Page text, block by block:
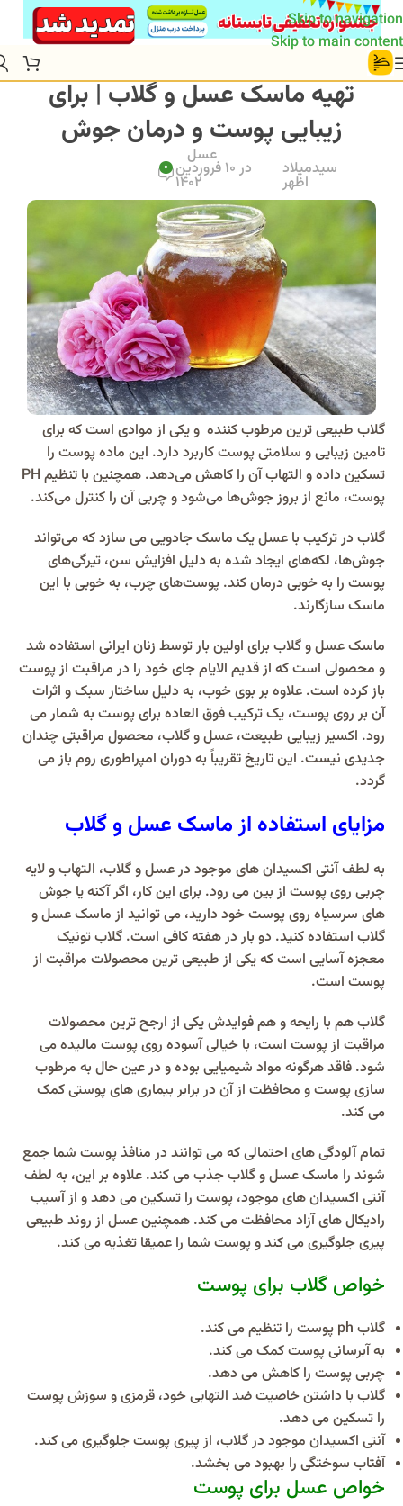
Skip to navigation
Skip to main content
تهیه ماسک عسل و گلاب | برای
زیبایی پوست و درمان جوش
عسل
سیدمیلاد
اظهر
در 10 فروردین
1402
0
گلاب طبیعی ترین مرطوب کننده و یکی از موادی است که برای
تامین زیبایی و سلامتی پوست کاربرد دارد. این ماده پوست را
تسکین داده و التهاب آن را کاهش می‌دهد. همچنین با تنظیم PH
پوست، مانع از بروز جوش‌ها می‌شود و چربی آن را کنترل می‌کند.
گلاب در ترکیب با عسل یک ماسک جادویی می سازد که می‌تواند
جوش‌ها، لکه‌های ایجاد شده به دلیل افزایش سن، تیرگی‌های
پوست را به خوبی درمان کند. پوست‌های چرب، به خوبی با این
ماسک سازگارند.
ماسک عسل و گلاب برای اولین بار توسط زنان ایرانی استفاده شد
و محصولی است که از قدیم الایام جای خود را در مراقبت از پوست
باز کرده است. علاوه بر بوی خوب، به دلیل ساختار سبک و اثرات
آن بر روی پوست، یک ترکیب فوق العاده برای پوست به شمار می
رود. اکسیر زیبایی طبیعت، عسل و گلاب، محصول مراقبتی چندان
جدیدی نیست. این تاریخ تقریباً به دوران امپراطوری روم باز می
گردد.
مزایای استفاده از ماسک عسل و گلاب
به لطف آنتی اکسیدان های موجود در عسل و گلاب، التهاب و لایه
چربی روی پوست از بین می رود. برای این کار، اگر آکنه یا جوش
های سرسیاه روی پوست خود دارید، می توانید از ماسک عسل و
گلاب استفاده کنید. دو بار در هفته کافی است. گلاب تونیک
معجزه آسایی است که یکی از طبیعی ترین محصولات مراقبت از
پوست است.
گلاب هم با رایحه و هم فوایدش یکی از ارجح ترین محصولات
مراقبت از پوست است، با خیالی آسوده روی پوست مالیده می
شود. فاقد هرگونه مواد شیمیایی بوده و در عین حال به مرطوب
سازی پوست و محافظت از آن در برابر بیماری های پوستی کمک
می کند.
تمام آلودگی های احتمالی که می توانند در منافذ پوست شما جمع
شوند را ماسک عسل و گلاب جذب می کند. علاوه بر این، به لطف
آنتی اکسیدان های موجود، پوست را تسکین می دهد و از آسیب
رادیکال های آزاد محافظت می کند. همچنین عسل از روند طبیعی
پیری جلوگیری می کند و پوست شما را عمیقا تغذیه می کند.
خواص گلاب برای پوست
گلاب ph پوست را تنظیم می کند.
به آبرسانی پوست کمک می کند.
چربی پوست را کاهش می دهد.
گلاب با داشتن خاصیت ضد التهابی خود، قرمزی و سوزش پوست
را تسکین می دهد.
آنتی اکسیدان موجود در گلاب، از پیری پوست جلوگیری می کند.
آفتاب سوختگی را بهبود می بخشد.
خواص عسل برای پوست